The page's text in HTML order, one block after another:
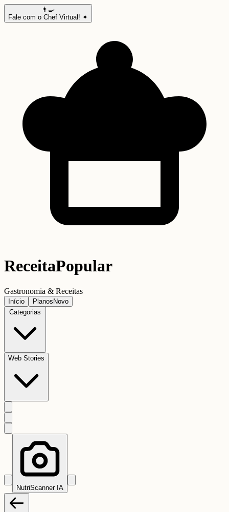
👨‍🍳
Fale com o Chef Virtual! ✦
ReceitaPopular
Gastronomia & Receitas
Início Planos Novo
Categorias
Web Stories
NutriScanner IA